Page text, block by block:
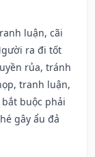
luận, cãi
ra đi tốt
rủa, tránh
tranh luận,
buộc phải
gây ẩu đả